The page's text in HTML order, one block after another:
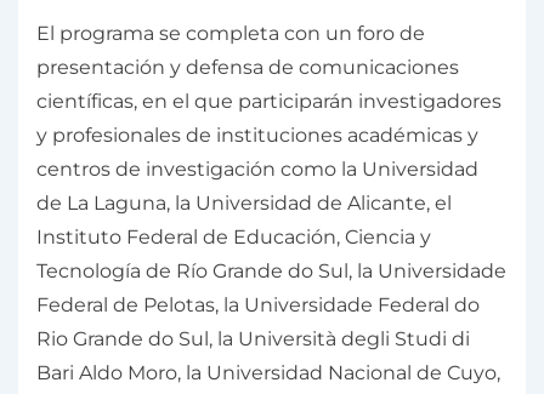
El programa se completa con un foro de
presentación y defensa de comunicaciones
científicas, en el que participarán investigadores
y profesionales de instituciones académicas y
centros de investigación como la Universidad
de La Laguna, la Universidad de Alicante, el
Instituto Federal de Educación, Ciencia y
Tecnología de Río Grande do Sul, la Universidade
Federal de Pelotas, la Universidade Federal do
Rio Grande do Sul, la Università degli Studi di
Bari Aldo Moro, la Universidad Nacional de Cuyo,